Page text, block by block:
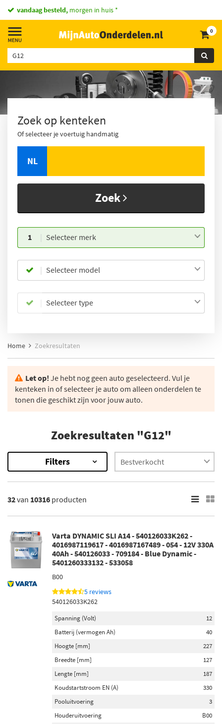
2 miljoen onderdelenop voorraad
0
Zoek op kenteken
Of selecteer je voertuig handmatig
NL
Zoek
1 Selecteer merk
Selecteer model
Selecteer type
Home Zoekresultaten
Let op! Je hebt nog geen auto geselecteerd. Vul je
kenteken in of selecteer je auto om alleen onderdelen te
tonen die geschikt zijn voor jouw auto.
Zoekresultaten "G12"
Filters
10316Resultaten
×
Categorieën
Remblokset (986)
Airco compressor (462)
Motorolie (450)
Lambda-sonde (341)
Remschijven (251)
Onderdeelmerk
AS-PL (84)
Brembo (137)
Vemo (260)
SKF (68)
32van 10316 producten
Varta DYNAMIC SLI A14 - 540126033K262 -
4016987119617 - 4016987167489 - 054 - 12V 330A
40Ah - 540126033 - 709184 - Blue Dynamic -
5401260333132 - 533058
B00
5 reviews
540126033K262
Spanning (Volt)
12
Batterij (vermogen Ah)
40
Hoogte [mm]
227
Breedte [mm]
127
Lengte [mm]
187
Koudstartstroom EN (A)
330
Pooluitvoering
3
Houderuitvoering
B00